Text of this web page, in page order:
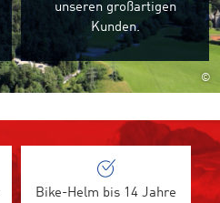
unseren großartigen
Kunden.
©
Bike-Helm bis 14 Jahre